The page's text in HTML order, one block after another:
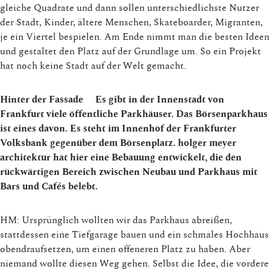
gleiche Quadrate und dann sollen unterschiedlichste Nutzer
der Stadt, Kinder, ältere Menschen, Skateboarder, Migranten,
je ein Viertel bespielen. Am Ende nimmt man die besten Ideen
und gestaltet den Platz auf der Grundlage um. So ein Projekt
hat noch keine Stadt auf der Welt gemacht.
Hinter der Fassade Es gibt in der Innenstadt von
Frankfurt viele öffentliche Parkhäuser. Das Börsenparkhaus
ist eines davon. Es steht im Innenhof der Frankfurter
Volksbank gegenüber dem Börsenplatz. holger meyer
architektur hat hier eine Bebauung entwickelt, die den
rückwärtigen Bereich zwischen Neubau und Parkhaus mit
Bars und Cafés belebt.
HM: Ursprünglich wollten wir das Parkhaus abreißen,
stattdessen eine Tiefgarage bauen und ein schmales Hochhaus
obendraufsetzen, um einen offeneren Platz zu haben. Aber
niemand wollte diesen Weg gehen. Selbst die Idee, die vordere